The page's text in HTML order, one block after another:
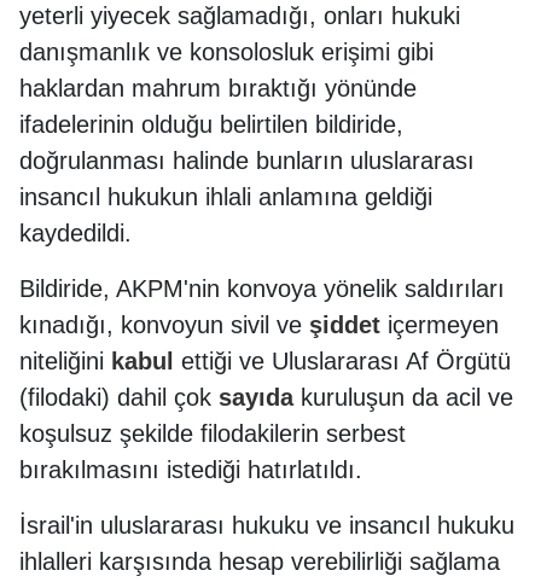
yeterli yiyecek sağlamadığı, onları hukuki
danışmanlık ve konsolosluk erişimi gibi
haklardan mahrum bıraktığı yönünde
ifadelerinin olduğu belirtilen bildiride,
doğrulanması halinde bunların uluslararası
insancıl hukukun ihlali anlamına geldiği
kaydedildi.
Bildiride, AKPM'nin konvoya yönelik saldırıları
kınadığı, konvoyun sivil ve şiddet içermeyen
niteliğini kabul ettiği ve Uluslararası Af Örgütü
(filodaki) dahil çok sayıdakuruluşun da acil ve
koşulsuz şekilde filodakilerin serbest
bırakılmasını istediği hatırlatıldı.
İsrail'in uluslararası hukuku ve insancıl hukuku
ihlalleri karşısında hesap verebilirliği sağlama